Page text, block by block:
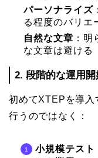
パーソナライズ
る程度のバリエ
自然な文章 ：
な文章は避ける
2. 段階的な運用開
初めてXTEPを導入
行うのではなく：
小規模テスト